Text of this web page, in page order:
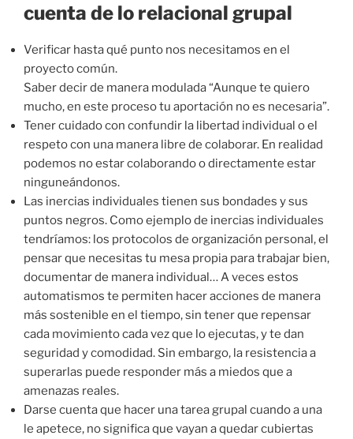
cuenta de lo relacional grupal
Verificar hasta qué punto nos necesitamos en el
proyecto común.
Saber decir de manera modulada “Aunque te quiero
mucho, en este proceso tu aportación no es necesaria”.
Tener cuidado con confundir la libertad individual o el
respeto con una manera libre de colaborar. En realidad
podemos no estar colaborando o directamente estar
ninguneándonos.
Las inercias individuales tienen sus bondades y sus
puntos negros. Como ejemplo de inercias individuales
tendríamos: los protocolos de organización personal, el
pensar que necesitas tu mesa propia para trabajar bien,
documentar de manera individual… A veces estos
automatismos te permiten hacer acciones de manera
más sostenible en el tiempo, sin tener que repensar
cada movimiento cada vez que lo ejecutas, y te dan
seguridad y comodidad. Sin embargo, la resistencia a
superarlas puede responder más a miedos que a
amenazas reales.
Darse cuenta que hacer una tarea grupal cuando a una
le apetece, no significa que vayan a quedar cubiertas